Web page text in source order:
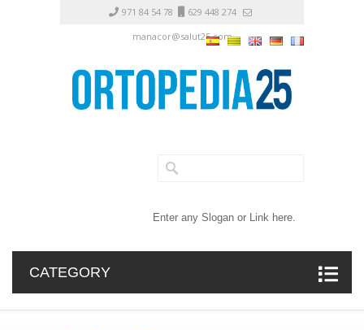
971 84 54 78
629 448 274
manacor@salut25.com
Enter any Slogan or Link here.
CATEGORY